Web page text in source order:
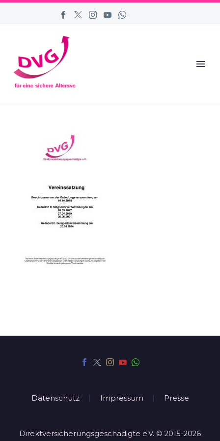
Datenschutz Impressum Presse
Direktversicherungsgeschädigte e.V. © 2015-2026